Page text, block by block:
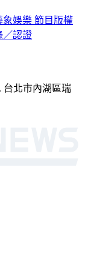
象娛樂 節目版權
／認證
台北市內湖區瑞